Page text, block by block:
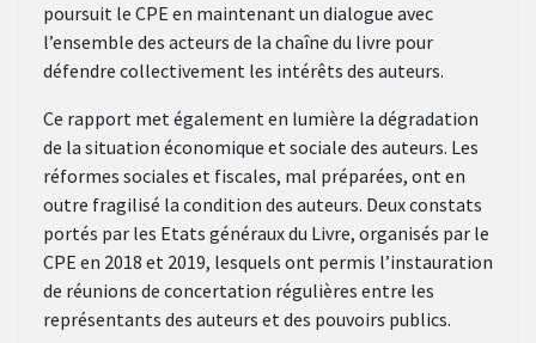
poursuit le CPE en maintenant un dialogue avec
l’ensemble des acteurs de la chaîne du livre pour
défendre collectivement les intérêts des auteurs.
Ce rapport met également en lumière la dégradation
de la situation économique et sociale des auteurs. Les
réformes sociales et fiscales, mal préparées, ont en
outre fragilisé la condition des auteurs. Deux constats
portés par les Etats généraux du Livre, organisés par le
CPE en 2018 et 2019, lesquels ont permis l’instauration
de réunions de concertation régulières entre les
représentants des auteurs et des pouvoirs publics.